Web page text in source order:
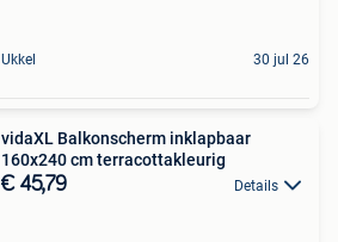
Ukkel 30 jul 26
vidaXL Balkonscherm inklapbaar
160x240 cm terracottakleurig
€ 45,79 Details